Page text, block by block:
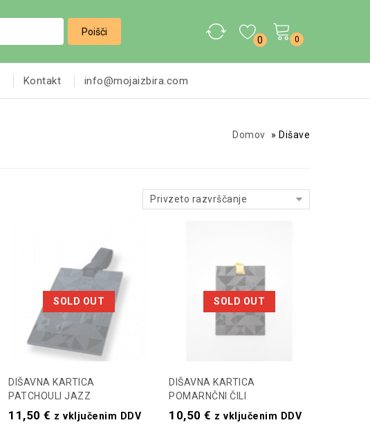
0 0
Kontakt info@mojaizbira.com
Domov » Dišave
Privzeto razvrščanje
SOLD OUT
DIŠAVNA KARTICA
PATCHOULI JAZZ
11,50 € z vključenim DDV
SOLD OUT
DIŠAVNA KARTICA
POMARNČNI ČILI
10,50 € z vključenim DDV